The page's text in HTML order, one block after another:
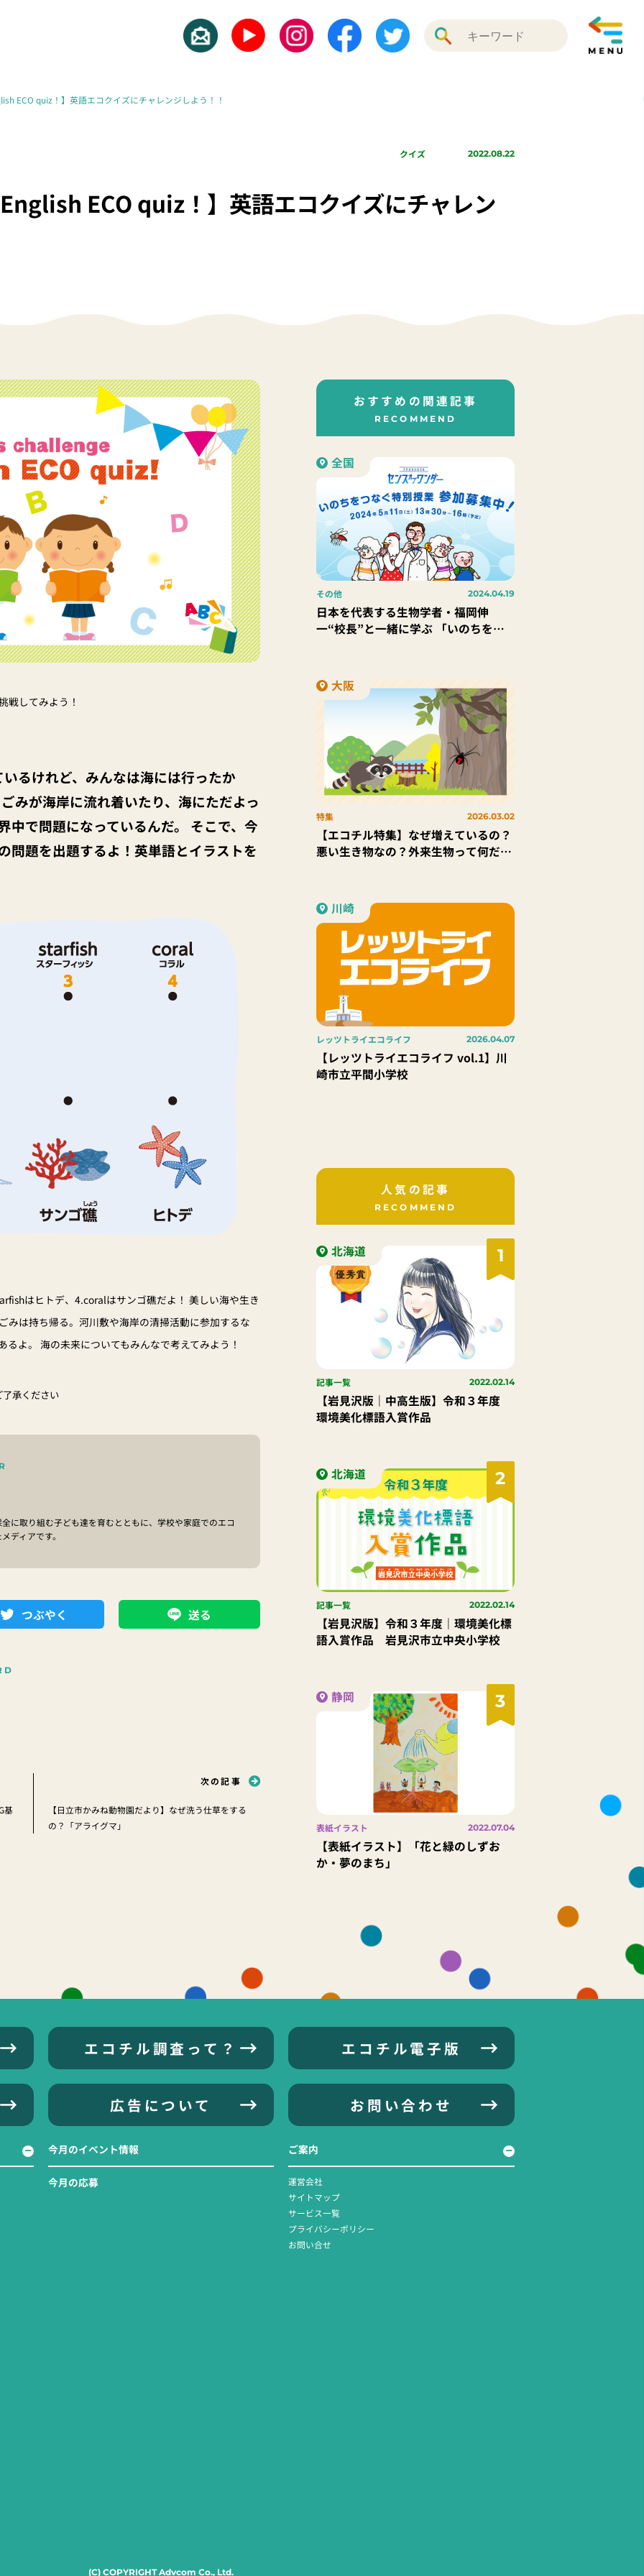
ECO quiz！】英語エコクイズにチャレンジしよう！！
クイズ 2022.08.22
ECO quiz！】英語エコクイズにチャレン
戦してみよう！
るけれど、みんなは海には行ったか
みが海岸に流れ着いたり、海にただよっ
中で問題になっているんだ。 そこで、今
問題を出題するよ！英単語とイラストを
はヒトデ、4.coralはサンゴ礁だよ！ 美しい海や生き
みは持ち帰る。河川敷や海岸の清掃活動に参加するな
よ。 海の未来についてもみんなで考えてみよう！
承ください
に取り組む子ども達を育むとともに、学校や家庭でのエコ
ディアです。
つぶやく 送る
基
次の記事
【日立市かみね動物園だより】なぜ洗う仕草をする
の？「アライグマ」
おすすめの関連記事
RECOMMEND
全国
その他 2024.04.19
日本を代表する生物学者・福岡伸
一“校長”と一緒に学ぶ 「いのちをつ
ち」について考える特別授業（東京会
場・オンライン）と、 環境問題や生物
多様性を学ぶボルネオ現地ツアー実施
大阪
特集 2026.03.02
【エコチル特集】なぜ増えているの？
悪い生き物なの？外来生物って何だろ
川崎
レッツトライエコライフ 2026.04.07
【レッツトライエコライフ vol.1】川
崎市立平間小学校
人気の記事
RECOMMEND
1
北海道
記事一覧 2022.02.14
【岩見沢版｜中高生版】令和３年度
環境美化標語入賞作品
2
北海道
記事一覧 2022.02.14
【岩見沢版】令和３年度｜環境美化標
語入賞作品 岩見沢市立中央小学校
3
静岡
表紙イラスト 2022.07.04
【表紙イラスト】「花と緑のしずお
か・夢のまち」
エコチル調査って？ エコチル電子版
広告について お問い合わせ
今月のイベント情報
今月の応募
ご案内
運営会社
サイトマップ
サービス一覧
プライバシーポリシー
お問い合せ
(C) COPYRIGHT Advcom Co., Ltd.